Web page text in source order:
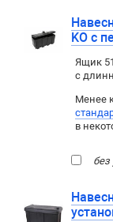
KO с
Ящик
с
Менее
в
без